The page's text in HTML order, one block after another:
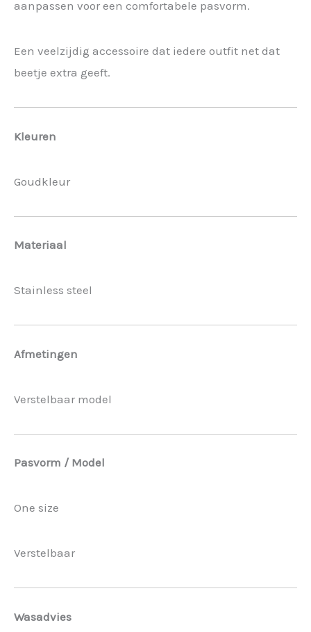
aanpassen voor een comfortabele pasvorm.
Een veelzijdig accessoire dat iedere outfit net dat
beetje extra geeft.
Kleuren
Goudkleur
Materiaal
Stainless steel
Afmetingen
Verstelbaar model
Pasvorm / Model
One size
Verstelbaar
Wasadvies